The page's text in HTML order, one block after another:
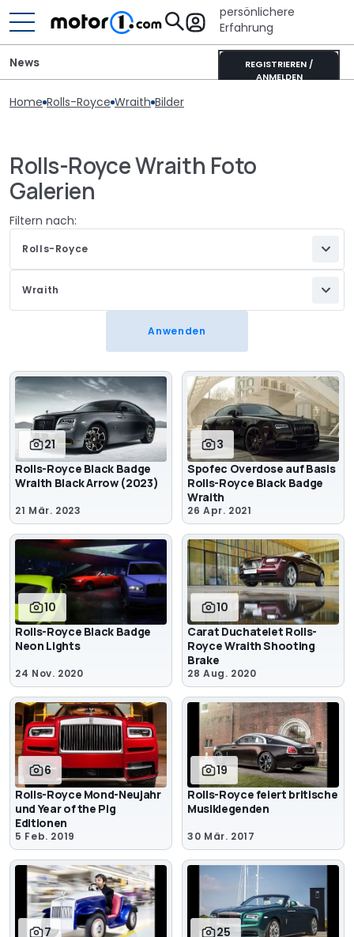
persönlichere
Erfahrung
REGISTRIEREN /
ANMELDEN
News
Home Rolls-Royce Wraith Bilder
Rolls-Royce Wraith Foto
Galerien
Filtern nach:
Rolls-Royce
Wraith
21
Rolls-Royce Black Badge
Wraith Black Arrow (2023)
21 Mär. 2023
3
Spofec Overdose auf Basis
Rolls-Royce Black Badge
Wraith
26 Apr. 2021
10
Rolls-Royce Black Badge
Neon Lights
24 Nov. 2020
10
Carat Duchatelet Rolls-
Royce Wraith Shooting
Brake
28 Aug. 2020
6
Rolls-Royce Mond-Neujahr
und Year of the Pig
Editionen
5 Feb. 2019
19
Rolls-Royce feiert britische
Musiklegenden
30 Mär. 2017
7 25